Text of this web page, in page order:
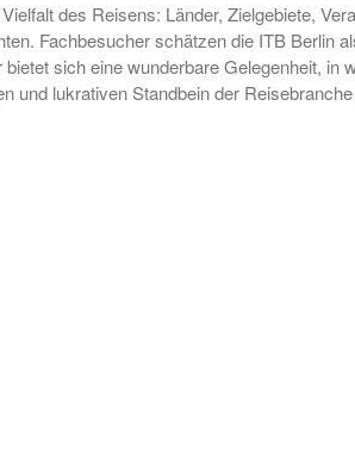
des Reisens: Länder, Zielgebiete,
Fachbesucher schätzen die ITB Berlin
sich eine wunderbare Gelegenheit,
lukrativen Standbein der